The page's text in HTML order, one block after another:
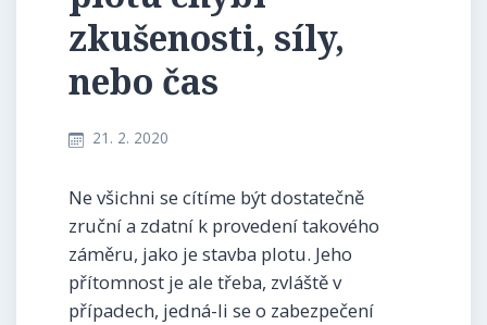
zkušenosti, síly,
nebo čas
21. 2. 2020
Ne všichni se cítíme být dostatečně
zruční a zdatní k provedení takového
záměru, jako je stavba plotu. Jeho
přítomnost je ale třeba, zvláště v
případech, jedná-li se o zabezpečení